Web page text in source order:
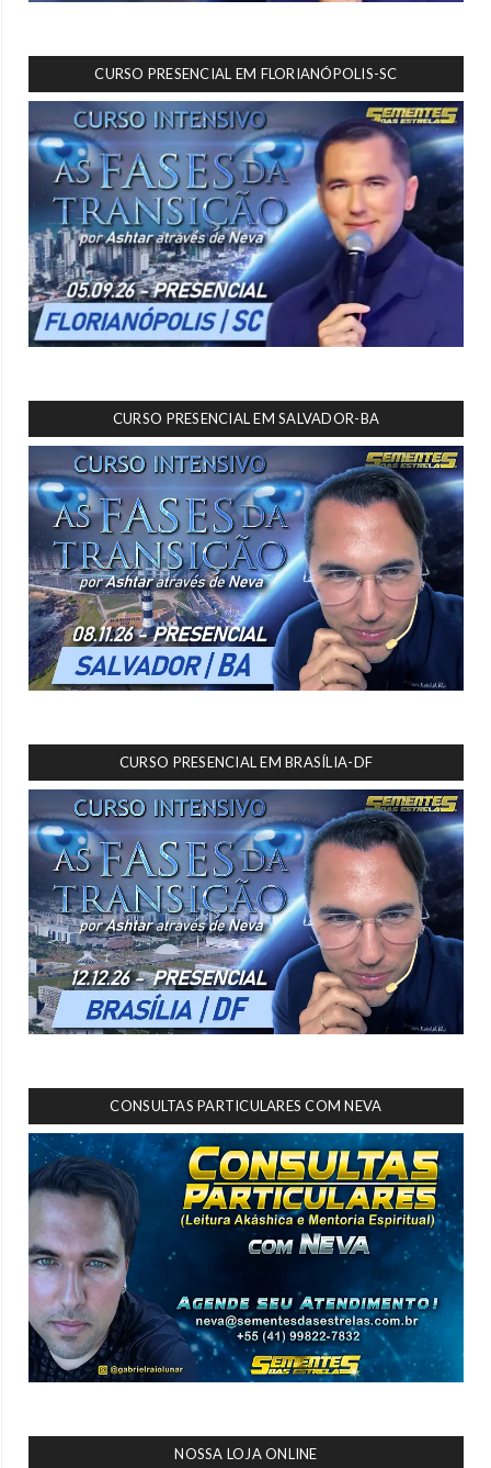
CURSO PRESENCIAL EM FLORIANÓPOLIS-SC
CURSO PRESENCIAL EM SALVADOR-BA
CURSO PRESENCIAL EM BRASÍLIA-DF
CONSULTAS PARTICULARES COM NEVA
NOSSA LOJA ONLINE